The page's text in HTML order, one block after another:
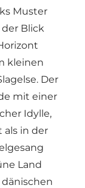
Muster
Blick
kleinen
Der
mit einer
Idylle,
als in der
Land